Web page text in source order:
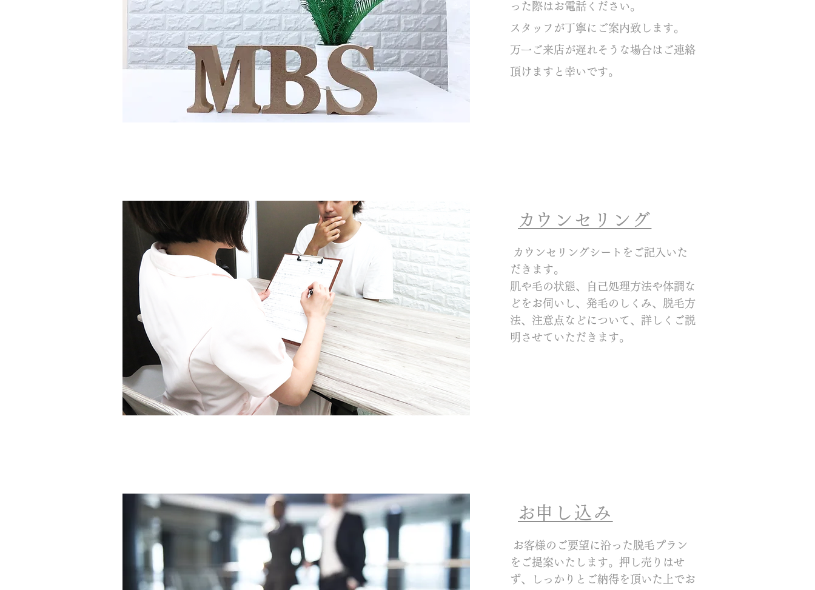
った際はお電話ください。
スタッフが丁寧にご案内致します。
万一ご来店が遅れそうな場合はご連絡
頂けますと幸いです。
​カウンセリング
カウンセリングシートをご記入いた
だきます。
肌や毛の状態、自己処理方法や体調な
どをお伺いし、発毛のしくみ、脱毛方
法、注意点などについて、詳しくご説
明させていただきます。
​お申し込み
お客様のご要望に沿った脱毛プラン
をご提案いたします。押し売りはせ
ず、しっかりとご納得を頂いた上でお